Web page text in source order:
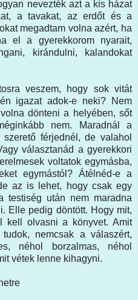
nevezték azt a kis házat
a tavakat, az erdőt és a
megadtam volna azért, ha
el a gyerekkorom nyarait,
kirándulni, kalandokat
veszem, hogy sok vitát
igazat adok-e neki? Nem
dönteni a helyében, sőt
nem. Maradnál a
férjednél, de valahol
választanád a gyerekkori
voltatok egymásba,
egymástól? Átélnéd-e a
az is lehet, hogy csak egy
testiség után nem maradna
Elle pedig döntött. Hogy mit,
kell olvasni a könyvet. Amit
nemcsak a válaszért,
néhol borzalmas, néhol
vétek lenne kihagyni.